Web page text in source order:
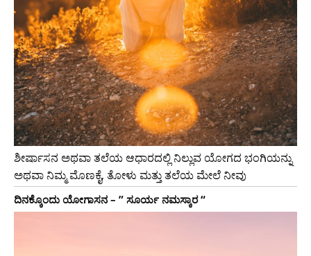
ಶೀರ್ಷಾಸನ ಅಥವಾ ತಲೆಯ ಆಧಾರದಲ್ಲಿ ನಿಲ್ಲುವ ಯೋಗದ ಭಂಗಿಯನ್ನು
ಅಥವಾ ನಿಮ್ಮ ಮೊಣಕೈ, ತೋಳು ಮತ್ತು ತಲೆಯ ಮೇಲೆ ನೀವು
ದಿನಕ್ಕೊಂದು ಯೋಗಾಸನ – ” ಸೂರ್ಯ ನಮಸ್ಕಾರ “